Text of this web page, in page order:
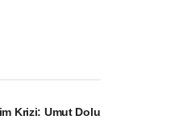
Krizi: Umut Dolu